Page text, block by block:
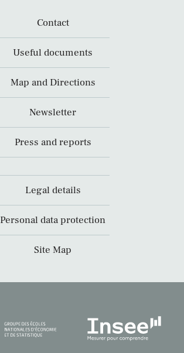
Contact
Useful documents
Map and Directions
Newsletter
Press and reports
Legal details
Personal data protection
Site Map